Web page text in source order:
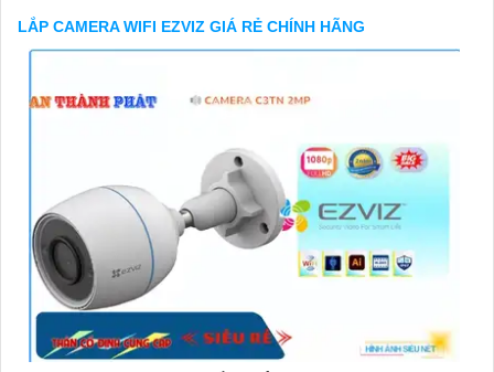
LẮP CAMERA WIFI EZVIZ GIÁ RẺ CHÍNH HÃNG